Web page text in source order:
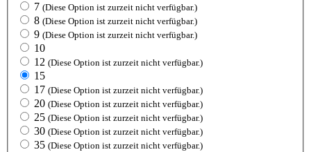
7 (Diese Option ist zurzeit nicht verfügbar.)
8 (Diese Option ist zurzeit nicht verfügbar.)
9 (Diese Option ist zurzeit nicht verfügbar.)
10
12 (Diese Option ist zurzeit nicht verfügbar.)
15
17 (Diese Option ist zurzeit nicht verfügbar.)
20 (Diese Option ist zurzeit nicht verfügbar.)
25 (Diese Option ist zurzeit nicht verfügbar.)
30 (Diese Option ist zurzeit nicht verfügbar.)
35 (Diese Option ist zurzeit nicht verfügbar.)